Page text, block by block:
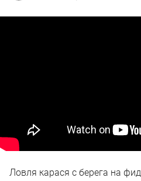
Ловля карася с берега на